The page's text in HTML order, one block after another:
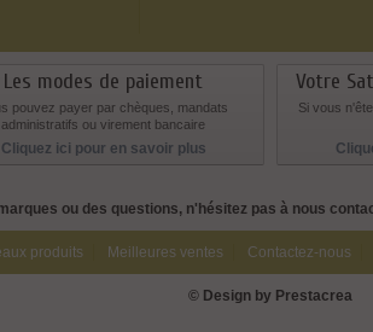
Les modes de paiement
pouvez payer par chèques, mandats
administratifs ou virement bancaire
Cliquez ici pour en savoir plus
Votre
Si vous
ou des questions, n'hésitez pas à nous
produits Meilleures ventes Contactez-nous
© Design by Prestacrea